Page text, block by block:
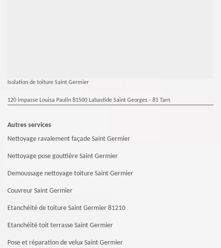
Isolation de toiture Saint Germier
120 impasse Louisa Paulin 81500 Labastide Saint Georges - 81 Tarn
Autres services
Nettoyage ravalement façade Saint Germier
Nettoyage pose gouttière Saint Germier
Demoussage nettoyage toiture Saint Germier
Couvreur Saint Germier
Etanchéité de toiture Saint Germier 81210
Etanchéité toit terrasse Saint Germier
Pose et réparation de velux Saint Germier